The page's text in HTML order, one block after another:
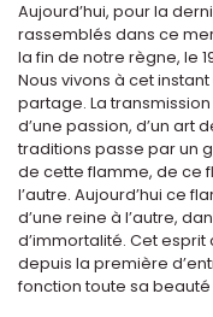
Aujourd’hui, pour la
rassemblés dans ce
la fin de notre règne, le
Nous vivons à cet
partage. La
d’une passion, d’un art
traditions passe par un
de cette flamme, de ce
l’autre. Aujourd’hui ce
d’une reine à l’autre,
d’immortalité. Cet esprit
depuis la première
fonction toute sa